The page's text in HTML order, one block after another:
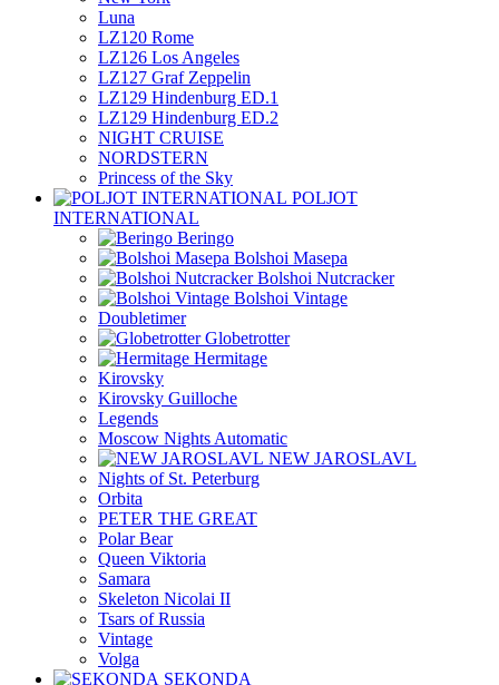
Luna
LZ120 Rome
LZ126 Los Angeles
LZ127 Graf Zeppelin
LZ129 Hindenburg ED.1
LZ129 Hindenburg ED.2
NIGHT CRUISE
NORDSTERN
Princess of the Sky
POLJOT
INTERNATIONAL
Beringo
Bolshoi Masepa
Bolshoi Nutcracker
Bolshoi Vintage
Doubletimer
Globetrotter
Hermitage
Kirovsky
Kirovsky Guilloche
Legends
Moscow Nights Automatic
NEW JAROSLAVL
Nights of St. Peterburg
Orbita
PETER THE GREAT
Polar Bear
Queen Viktoria
Samara
Skeleton Nicolai II
Tsars of Russia
Vintage
Volga
SEKONDA